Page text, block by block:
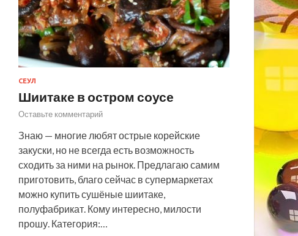
СЕУЛ
Шиитаке в остром соусе
Оставьте комментарий
Знаю — многие любят острые корейские
закуски, но не всегда есть возможность
сходить за ними на рынок. Предлагаю самим
приготовить, благо сейчас в супермаркетах
можно купить сушёные шиитаке,
полуфабрикат. Кому интересно, милости
прошу. Категория:…